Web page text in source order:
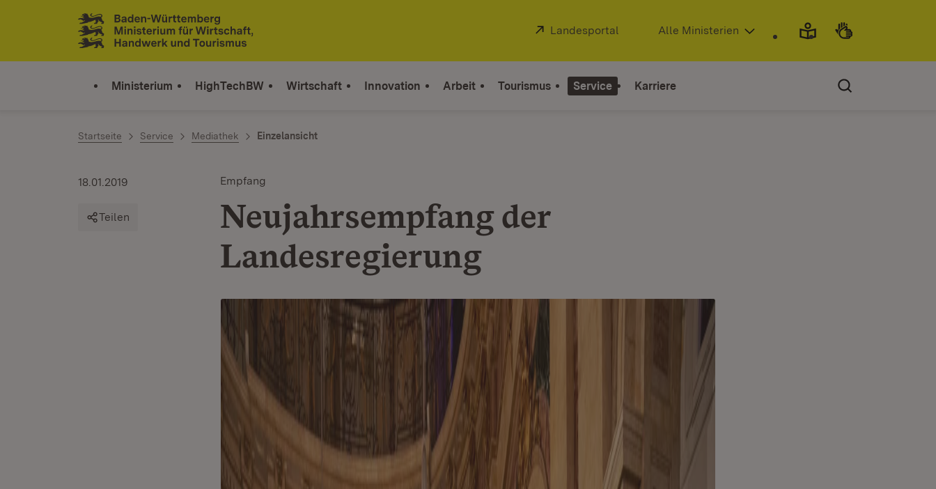
Zum Inhalt springen
Link zur Startseite
Extern:
Landesportal (Öffnet in neuem Fenster)
Alle Ministerien
Ministerium HighTechBW Wirtschaft Innovation Arbeit Tourismus Service Karriere
Startseite Service Mediathek Einzelansicht
Empfang
Neujahrsempfang der
Landesregierung
18.01.2019
Teilen